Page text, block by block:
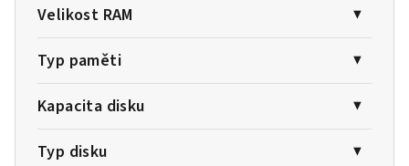
Velikost RAM
Typ paměti
Kapacita disku
Typ disku